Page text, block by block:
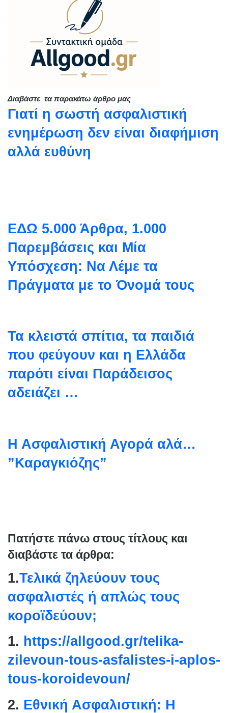
Διαβάστε τα παρακάτω άρθρο μας
Γιατί η σωστή ασφαλιστική
ενημέρωση δεν είναι διαφήμιση
αλλά ευθύνη
EΔΩ 5.000 Άρθρα, 1.000
Παρεμβάσεις και Μία
Υπόσχεση: Να Λέμε τα
Πράγματα με το Όνομά τους
Τα κλειστά σπίτια, τα παιδιά
που φεύγουν και η Ελλάδα
παρότι είναι Παράδεισος
αδειάζει …
Η Ασφαλιστική Αγορά αλά…
”Καραγκιόζης”
Πατήστε πάνω στους τίτλους και
διαβάστε τα άρθρα:
1.Τελικά ζηλεύουν τους
ασφαλιστές ή απλώς τους
κοροϊδεύουν;
1. https://allgood.gr/telika-
zilevoun-tous-asfalistes-i-aplos-
tous-koroidevoun/
2. Εθνική Ασφαλιστική: Η